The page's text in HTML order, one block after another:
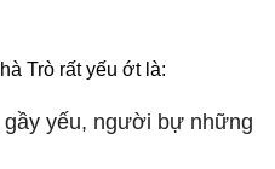
Trò rất yếu ớt là:
yếu, người bự những